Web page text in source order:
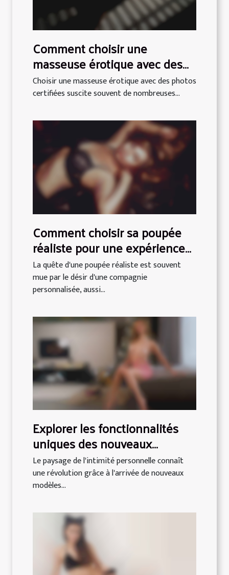
Comment choisir une
masseuse érotique avec des
photos certifiées
Choisir une masseuse érotique avec des photos
certifiées suscite souvent de nombreuses...
Comment choisir sa poupée
réaliste pour une expérience
personnalisée
La quête d'une poupée réaliste est souvent
mue par le désir d'une compagnie
personnalisée, aussi...
Explorer les fonctionnalités
uniques des nouveaux
modèles de masturbateurs
Le paysage de l'intimité personnelle connaît
une révolution grâce à l'arrivée de nouveaux
modèles...